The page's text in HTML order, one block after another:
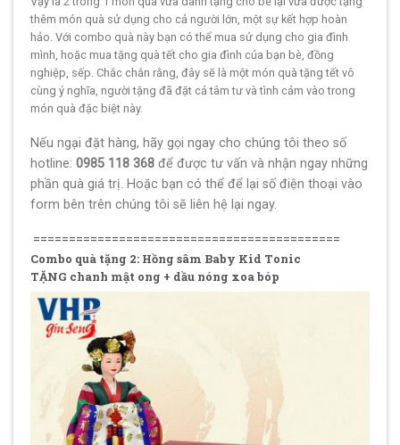
thêm món quà sử dụng cho cả người lớn, một sự kết hợp hoàn
hảo. Với combo quà này bạn có thể mua sử dụng cho gia đình
mình, hoặc mua tặng quà tết cho gia đình của bạn bè, đồng
nghiệp, sếp. Chắc chắn rằng, đây sẽ là một món quà tặng tết vô
cùng ý nghĩa, người tặng đã đặt cả tâm tư và tình cảm vào trong
món quà đặc biệt này.
Nếu ngại đặt hàng, hãy gọi ngay cho chúng tôi theo số
hotline:0985 118 368 để được tư vấn và nhận ngay những
phần quà giá trị. Hoặc bạn có thể để lại số điện thoại vào
form bên trên chúng tôi sẽ liên hệ lại ngay.
===========================================
Combo quà tặng 2: Hồng sâm Baby Kid Tonic
TẶNG chanh mật ong + dầu nóng xoa bóp